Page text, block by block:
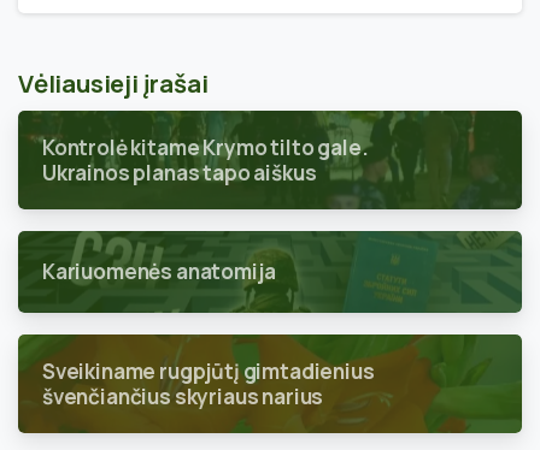
Vėliausieji įrašai
Kontrolė kitame Krymo tilto gale.
Ukrainos planas tapo aiškus
Kariuomenės anatomija
Sveikiname rugpjūtį gimtadienius
švenčiančius skyriaus narius